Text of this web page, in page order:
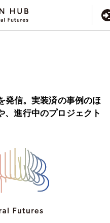
発信。実装済の事例のほ
、進行中のプロジェクト